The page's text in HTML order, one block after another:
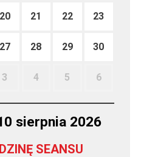
20 21 22 23
27 28 29 30
3 4 5 6
sierpnia 2026
SEANSU